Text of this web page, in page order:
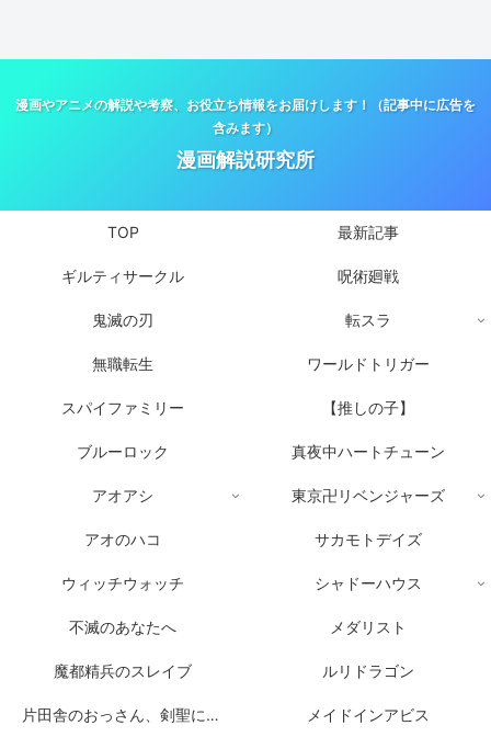
漫画やアニメの解説や考察、お役立ち情報をお届けします！（記事中に広告を
含みます）
漫画解説研究所
TOP 最新記事
ギルティサークル 呪術廻戦
鬼滅の刃 転スラ
無職転生 ワールドトリガー
スパイファミリー 【推しの子】
ブルーロック 真夜中ハートチューン
アオアシ 東京卍リベンジャーズ
アオのハコ サカモトデイズ
ウィッチウォッチ シャドーハウス
不滅のあなたへ メダリスト
魔都精兵のスレイブ ルリドラゴン
片田舎のおっさん、剣聖になる メイドインアビス